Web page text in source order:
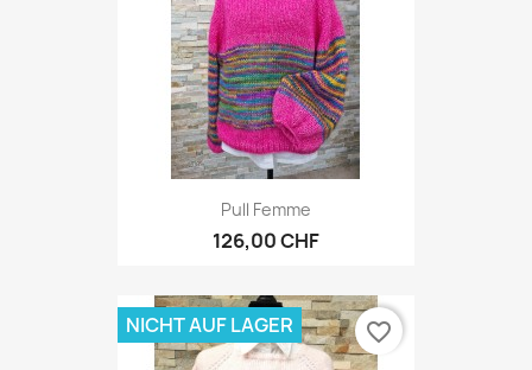
Pull Femme
126,00 CHF
NICHT AUF LAGER favorite_border